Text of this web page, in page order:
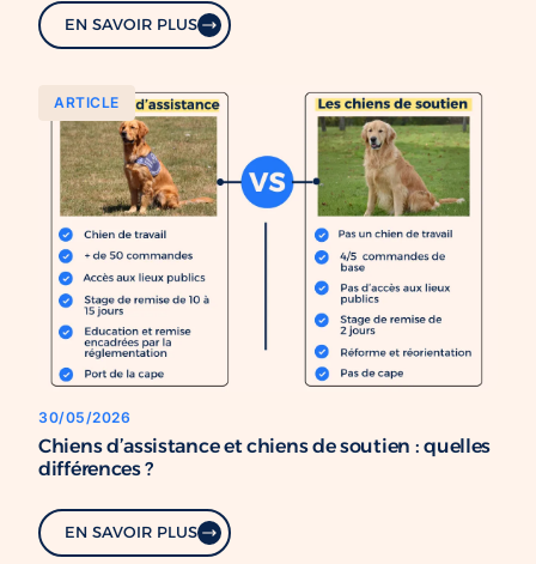
EN SAVOIR PLUS
ARTICLE
30/05/2026
Chiens d’assistance et chiens de soutien : quelles
différences ?
EN SAVOIR PLUS